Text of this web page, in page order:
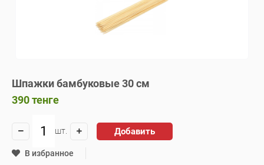
Шпажки бамбуковые 30 см
390тенге
шт. Добавить
В избранное